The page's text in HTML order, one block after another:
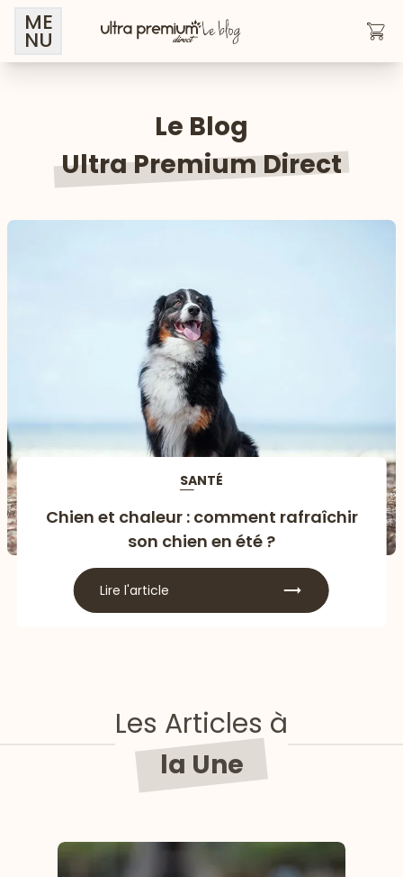
ME
NU
Le Blog
Ultra Premium Direct
SANTÉ
Chien et chaleur : comment rafraîchir
son chien en été ?
Lire l'article
Les Articles à
la Une